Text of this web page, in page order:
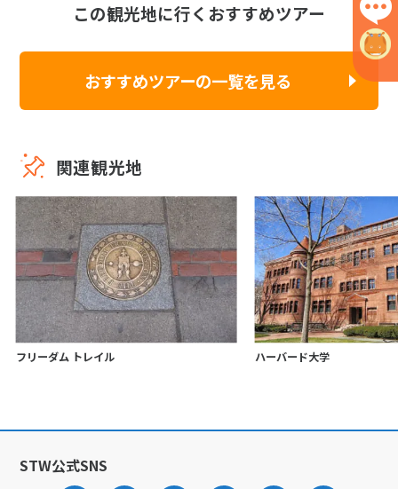
この観光地に行くおすすめツアー
おすすめツアーの一覧を見る
関連観光地
フリーダム トレイル ハーバード大学
STW公式SNS